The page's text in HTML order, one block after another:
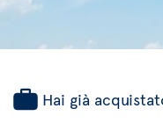
Hai già